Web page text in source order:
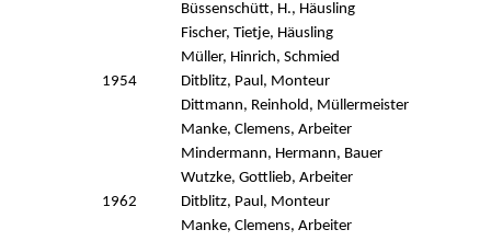
Büssenschütt, H., Häusling
Fischer, Tietje, Häusling
Müller, Hinrich, Schmied
1954
Ditblitz, Paul, Monteur
Dittmann, Reinhold, Müllermeister
Manke, Clemens, Arbeiter
Mindermann, Hermann, Bauer
Wutzke, Gottlieb, Arbeiter
1962
Ditblitz, Paul, Monteur
Manke, Clemens, Arbeiter